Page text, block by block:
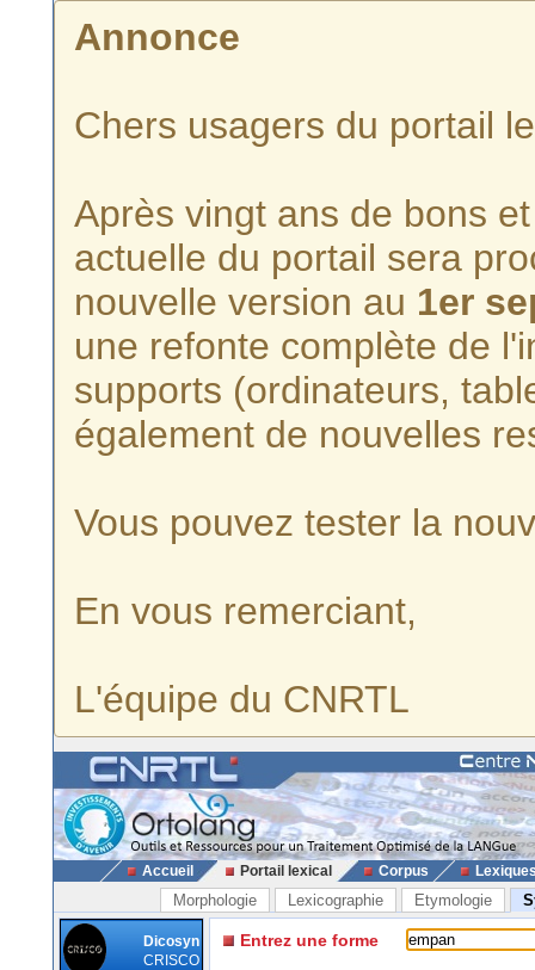
Annonce
Chers usagers du portail
Après vingt ans de bons
actuelle du portail sera
nouvelle version au 1er
une refonte complète de
supports (ordinateurs,
également de nouvelles
Vous pouvez tester la
En vous remerciant,
L'équipe du CNRTL
Accueil Portail lexical Corpus
Morphologie Lexicographie Etymologie
Dicosyn
CRISCO
Entrez une forme